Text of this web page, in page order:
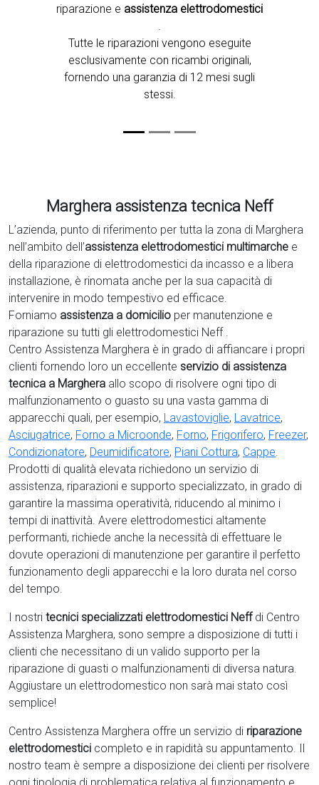
riparazione e assistenza elettrodomestici
.
Tutte le riparazioni vengono eseguite
esclusivamente con ricambi originali,
fornendo una garanzia di 12 mesi sugli
stessi.
Marghera assistenza tecnica Neff
L’azienda, punto di riferimento per tutta la zona di Marghera
nell’ambito dell’assistenza elettrodomestici multimarche e
della riparazione di elettrodomestici da incasso e a libera
installazione, è rinomata anche per la sua capacità di
intervenire in modo tempestivo ed efficace.
Forniamo assistenza a domicilio per manutenzione e
riparazione su tutti gli elettrodomestici Neff .
Centro Assistenza Marghera è in grado di affiancare i propri
clienti fornendo loro un eccellente servizio di assistenza
tecnica a Marghera allo scopo di risolvere ogni tipo di
malfunzionamento o guasto su una vasta gamma di
apparecchi quali, per esempio, Lavastoviglie, Lavatrice,
Asciugatrice, Forno a Microonde, Forno, Frigorifero, Freezer,
Condizionatore, Deumidificatore, Piani Cottura, Cappe.
Prodotti di qualità elevata richiedono un servizio di
assistenza, riparazioni e supporto specializzato, in grado di
garantire la massima operatività, riducendo al minimo i
tempi di inattività. Avere elettrodomestici altamente
performanti, richiede anche la necessità di effettuare le
dovute operazioni di manutenzione per garantire il perfetto
funzionamento degli apparecchi e la loro durata nel corso
del tempo.
I nostri tecnici specializzati elettrodomestici Neffdi Centro
Assistenza Marghera, sono sempre a disposizione di tutti i
clienti che necessitano di un valido supporto per la
riparazione di guasti o malfunzionamenti di diversa natura.
Aggiustare un elettrodomestico non sarà mai stato così
semplice!
Centro Assistenza Marghera offre un servizio di riparazione
elettrodomestici completo e in rapidità su appuntamento. Il
nostro team è sempre a disposizione dei clienti per risolvere